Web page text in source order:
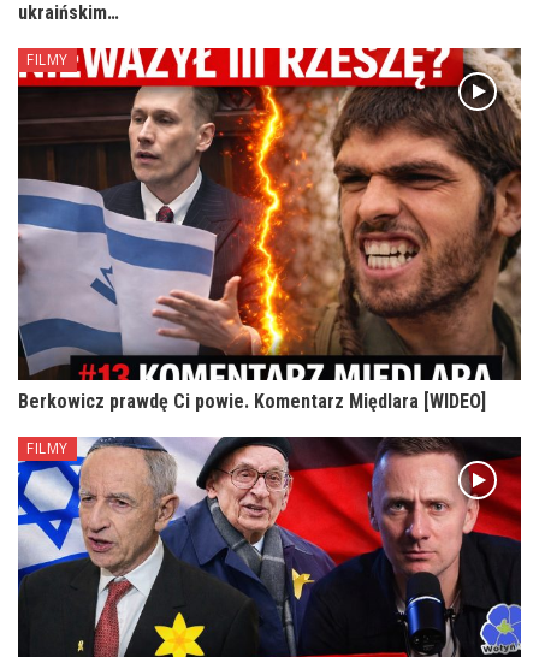
ukraińskim…
FILMY
Berkowicz prawdę Ci powie. Komentarz Międlara [WIDEO]
FILMY